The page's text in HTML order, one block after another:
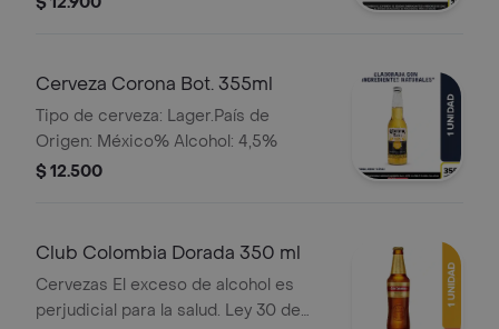
Cerveza Corona Bot. 355ml
Tipo de cerveza: Lager.País de
Origen: México% Alcohol: 4,5%
$ 12.500
Club Colombia Dorada 350 ml
Cervezas El exceso de alcohol es
perjudicial para la salud. Ley 30 de